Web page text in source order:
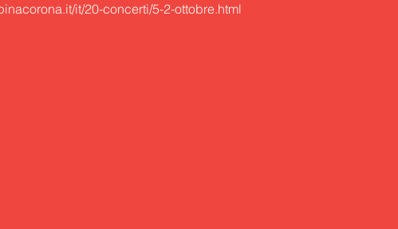
it/20-concerti/5-2-ottobre.html